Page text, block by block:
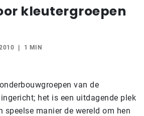
kleutergroepen
1 MIN
van de
het is een uitdagende plek
speelse manier de wereld om hen